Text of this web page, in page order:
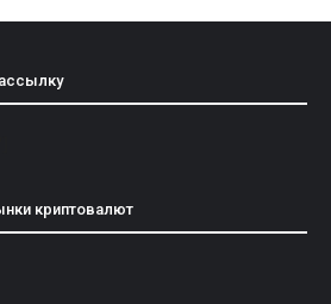
криптовалют